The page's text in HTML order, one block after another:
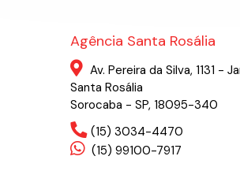
Agência Santa Rosália
Av. Pereira da Silva, 1131 -
Santa Rosália
Sorocaba - SP, 18095-340
(15) 3034-4470
(15) 99100-7917